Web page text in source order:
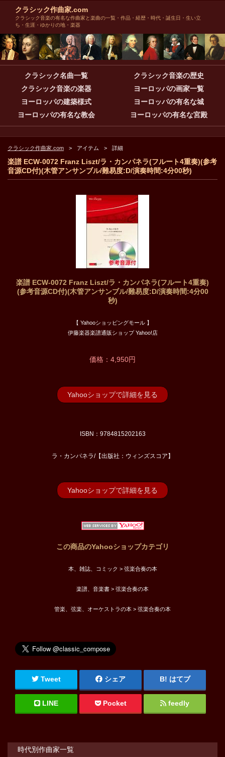
クラシック作曲家.com
クラシック音楽の有名な作曲家と楽曲の一覧・作品・経歴・時代・誕生日・生い立
ち・生涯・ゆかりの地・楽器
クラシック名曲一覧
クラシック音楽の歴史
クラシック音楽の楽器
ヨーロッパの画家一覧
ヨーロッパの建築様式
ヨーロッパの有名な城
ヨーロッパの有名な教会
ヨーロッパの有名な宮殿
クラシック作曲家.com アイテム 詳細
楽譜 ECW-0072 Franz Liszt/ラ・カンパネラ(フルート4重奏)(参考
音源CD付)(木管アンサンブル/難易度:D/演奏時間:4分00秒)
楽譜 ECW-0072 Franz Liszt/ラ・カンパネラ(フルート4重奏)
(参考音源CD付)(木管アンサンブル/難易度:D/演奏時間:4分00
秒)
【 Yahooショッピングモール 】
伊藤楽器楽譜通販ショップ Yahoo!店
価格：4,950円
Yahooショップで詳細を見る
ISBN：9784815202163
ラ・カンパネラ/【出版社：ウィンズスコア】
Yahooショップで詳細を見る
この商品のYahooショップカテゴリ
本、雑誌、コミック > 弦楽合奏の本
楽譜、音楽書 > 弦楽合奏の本
管楽、弦楽、オーケストラの本 > 弦楽合奏の本
Tweet シェア はてブ
LINE Pocket feedly
時代別作曲家一覧